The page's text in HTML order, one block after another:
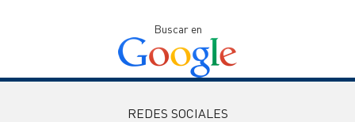
Buscar en
REDES SOCIALES